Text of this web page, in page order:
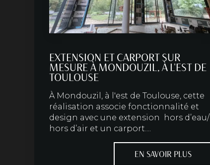
EXTENSION ET CARPORT SUR
MESURE À MONDOUZIL, À L'EST DE
TOULOUSE
À Mondouzil, à l'est de Toulouse, cette
réalisation associe fonctionnalité et
design avec une extension hors d’eau/
hors d’air et un carport....
EN SAVOIR PLUS